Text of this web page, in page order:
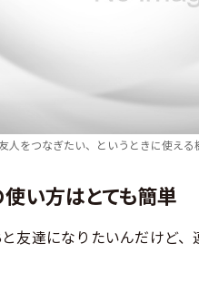
人をつなぎたい、というときに使える
使い方はとても簡単
友達になりたいんだけど